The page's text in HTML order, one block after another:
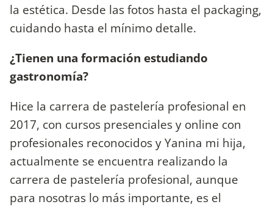
la estética. Desde las fotos hasta el packaging,
cuidando hasta el mínimo detalle.
¿Tienen una formación estudiando
gastronomía?
Hice la carrera de pastelería profesional en
2017, con cursos presenciales y online con
profesionales reconocidos y Yanina mi hija,
actualmente se encuentra realizando la
carrera de pastelería profesional, aunque
para nosotras lo más importante, es el